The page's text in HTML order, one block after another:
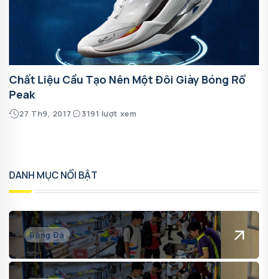
Chất Liệu Cầu Tạo Nên Một Đôi Giày Bóng Rổ
Peak
27 Th9, 2017 3191 lượt xem
DANH MỤC NỔI BẬT
Bóng Đá